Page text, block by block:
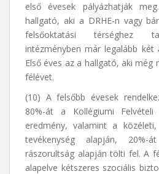
első évesek pályázhatják
hallgató, aki a DRHE-n vagy
felsőoktatási térséghez
intézményben már legalább
Első éves az a hallgató, aki
félévet.
(10) A felsőbb évesek
80%-át a Kollégiumi Felvételi
eredmény, valamint a
tevékenység alapján,
rászorultság alapján tölti fel. A
alapelve kétszeres szociális